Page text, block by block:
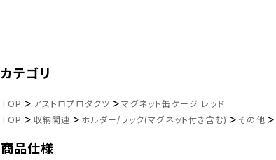
カテゴリ
TOP > アストロプロダクツ > マグネット缶ケージ レッド
TOP > 収納関連 > ホルダー/ラック(マグネット付き含む) > その他 >
商品仕様